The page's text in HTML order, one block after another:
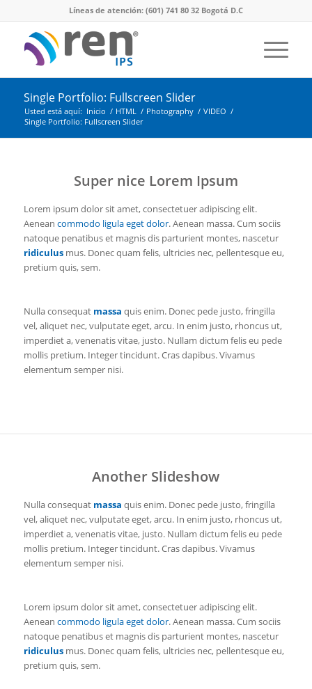
Líneas de atención: (601) 741 80 32 Bogotá D.C
Single Portfolio: Fullscreen Slider
Usted está aquí: Inicio / HTML / Photography / VIDEO /
Single Portfolio: Fullscreen Slider
Super nice Lorem Ipsum
Lorem ipsum dolor sit amet, consectetuer adipiscing elit.
Aenean commodo ligula eget dolor. Aenean massa. Cum sociis
natoque penatibus et magnis dis parturient montes, nascetur
ridiculusmus. Donec quam felis, ultricies nec, pellentesque eu,
pretium quis, sem.
Nulla consequat massa quis enim. Donec pede justo, fringilla
vel, aliquet nec, vulputate eget, arcu. In enim justo, rhoncus ut,
imperdiet a, venenatis vitae, justo. Nullam dictum felis eu pede
mollis pretium. Integer tincidunt. Cras dapibus. Vivamus
elementum semper nisi.
Another Slideshow
Nulla consequat massa quis enim. Donec pede justo, fringilla
vel, aliquet nec, vulputate eget, arcu. In enim justo, rhoncus ut,
imperdiet a, venenatis vitae, justo. Nullam dictum felis eu pede
mollis pretium. Integer tincidunt. Cras dapibus. Vivamus
elementum semper nisi.
Lorem ipsum dolor sit amet, consectetuer adipiscing elit.
Aenean commodo ligula eget dolor. Aenean massa. Cum sociis
natoque penatibus et magnis dis parturient montes, nascetur
ridiculusmus. Donec quam felis, ultricies nec, pellentesque eu,
pretium quis, sem.